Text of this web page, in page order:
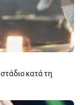
κατά τη